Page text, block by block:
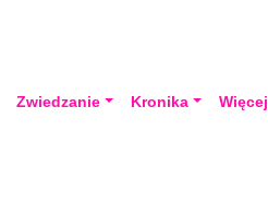
Zwiedzanie Kronika Więcej